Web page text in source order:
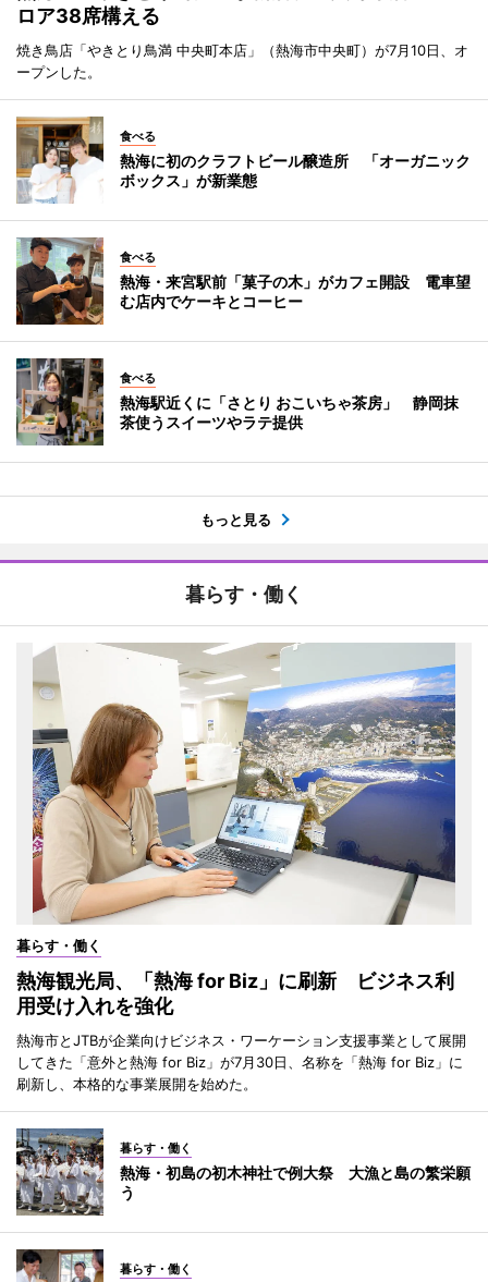
ロア38席構える
焼き鳥店「やきとり鳥満 中央町本店」（熱海市中央町）が7月10日、オ
ープンした。
食べる
熱海に初のクラフトビール醸造所 「オーガニック
ボックス」が新業態
食べる
熱海・来宮駅前「菓子の木」がカフェ開設 電車望
む店内でケーキとコーヒー
食べる
熱海駅近くに「さとり おこいちゃ茶房」 静岡抹
茶使うスイーツやラテ提供
もっと見る
暮らす・働く
暮らす・働く
熱海観光局、「熱海 for Biz」に刷新 ビジネス利
用受け入れを強化
熱海市とJTBが企業向けビジネス・ワーケーション支援事業として展開
してきた「意外と熱海 for Biz」が7月30日、名称を「熱海 for Biz」に
刷新し、本格的な事業展開を始めた。
暮らす・働く
熱海・初島の初木神社で例大祭 大漁と島の繁栄願
う
暮らす・働く